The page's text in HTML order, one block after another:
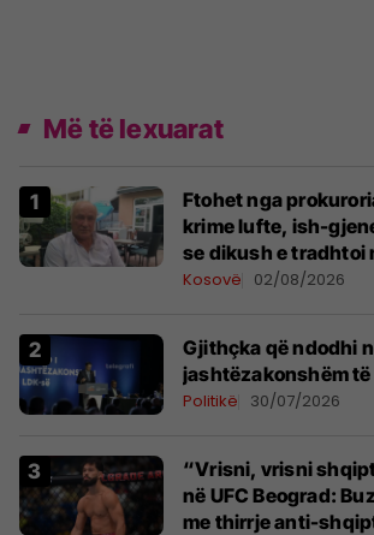
Më të lexuarat
Ftohet nga
krime lufte, ish-
se dikush e tradhtoi
Kosovë 02/08/2026
Gjithçka që ndodhi
jashtëzakonshëm të
Politikë 30/07/2026
“Vrisni, vrisni
në UFC Beograd:
me thirrje anti-